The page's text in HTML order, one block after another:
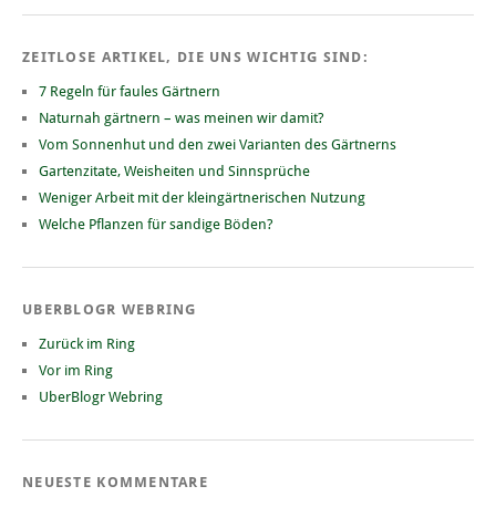
ZEITLOSE ARTIKEL, DIE UNS WICHTIG SIND:
7 Regeln für faules Gärtnern
Naturnah gärtnern – was meinen wir damit?
Vom Sonnenhut und den zwei Varianten des Gärtnerns
Gartenzitate, Weisheiten und Sinnsprüche
Weniger Arbeit mit der kleingärtnerischen Nutzung
Welche Pflanzen für sandige Böden?
UBERBLOGR WEBRING
Zurück im Ring
Vor im Ring
UberBlogr Webring
NEUESTE KOMMENTARE